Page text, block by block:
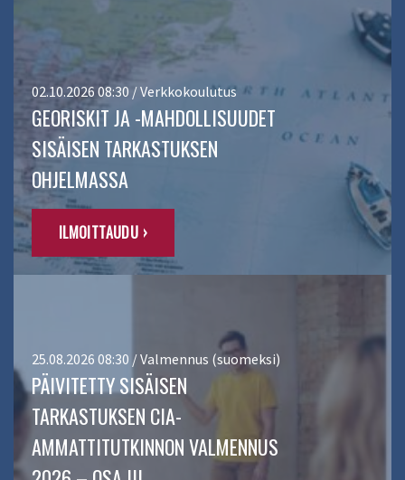
02.10.2026 08:30 / Verkkokoulutus
GEORISKIT JA -MAHDOLLISUUDET
SISÄISEN TARKASTUKSEN
OHJELMASSA
ILMOITTAUDU ›
25.08.2026 08:30 / Valmennus (suomeksi)
PÄIVITETTY SISÄISEN
TARKASTUKSEN CIA-
AMMATTITUTKINNON VALMENNUS